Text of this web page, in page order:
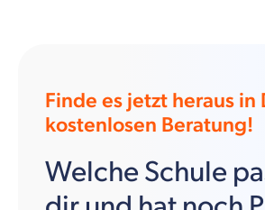
Finde es jetzt heraus in
kostenlosen Beratung!
Welche Schule